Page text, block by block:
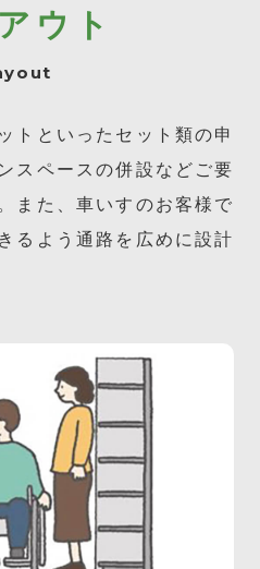
ウト
トといったセット類の申
スペースの併設などご要
また、車いすのお客様で
るよう通路を広めに設計